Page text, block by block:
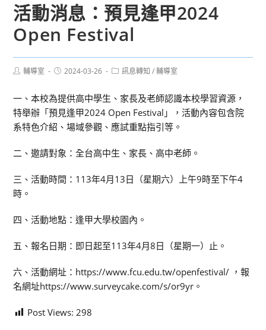
活動消息：預見逢甲2024
Open Festival
Post輔導室
Post2024-03-26
Post訊息轉知 / 輔導室
一、本校為提供高中學生、家長及老師認識本校學習資源，
特舉辦「預見逢甲2024 Open Festival」，活動內容包含院
系特色介紹、場域參觀、應試重點指引等。
二、邀請對象：全台高中生、家長、高中老師。
三、活動時間：113年4月13日（星期六）上午9時至下午4
時。
四、活動地點：逢甲大學校園內。
五、報名日期：即日起至113年4月8日（星期一）止。
六、活動網址：https://www.fcu.edu.tw/openfestival/ ，報
名網址https://www.surveycake.com/s/or9yr。
Post Views: 298